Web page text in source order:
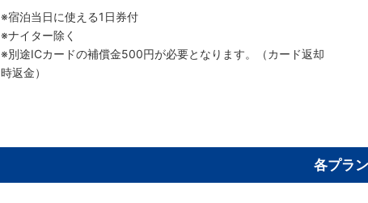
※宿泊当日に使える1日券付
※ナイター除く
※別途ICカードの補償金500円が必要となります。（カード返却
時返金）
各プラ